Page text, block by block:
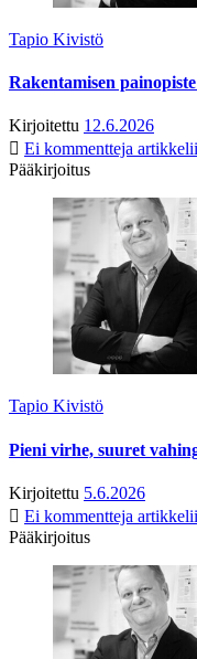
Tapio Kivistö
Rakentamisen
Kirjoitettu 12.6.2026
Ei kommentteja
Pääkirjoitus
Tapio Kivistö
Pieni virhe, suuret
Kirjoitettu 5.6.2026
Ei kommentteja
Pääkirjoitus